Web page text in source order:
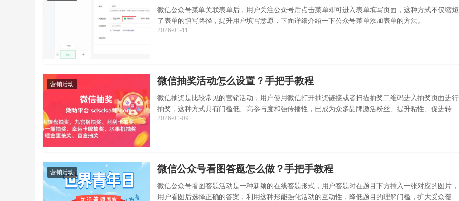
微信公众号菜单关联表单后，用户关注公众号后点击菜单即可进入表单填写页面，这种方式不仅缩短
了表单的填写路径，提升用户填写意愿，下面详细介绍一下公众号菜单添加表单的方法。
2026-01-11
营销活动 微信抽奖活动怎么设置？手把手教程
微信抽奖是比较常见的营销活动，用户使用微信打开抽奖链接或者扫描抽奖二维码进入抽奖页面进行
抽奖，这种方式具有门槛低、高参与度和强传播性，已成为众多品牌激活粉丝、提升粘性、促进转化
的重要手段。下面小编详细
2026-01-09
营销活动 微信公众号看图答题怎么做？手把手教程
微信公众号看图答题活动是一种新颖的在线答题形式，用户答题时在题目下方插入一张对应的图片，
用户看图后选择正确的答案，利用这种形能强化活动的互动性，降低题目的理解门槛，扩大受众覆盖